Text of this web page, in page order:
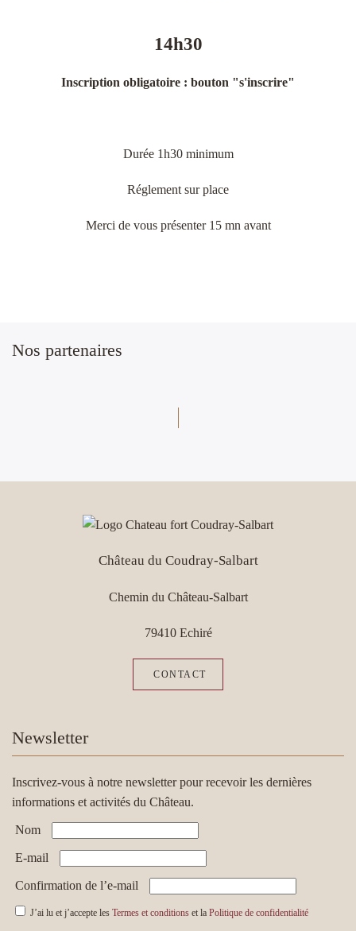
14h30
Inscription obligatoire : bouton "s'inscrire"
Durée 1h30 minimum
Réglement sur place
Merci de vous présenter 15 mn avant
Nos partenaires
Château du Coudray-Salbart
Chemin du Château-Salbart
79410 Echiré
CONTACT
Newsletter
Inscrivez-vous à notre newsletter pour recevoir les dernières
informations et activités du Château.
Nom
E-mail
Confirmation de l’e-mail
J’ai lu et j’accepte les Termes et conditions et la Politique de confidentialité